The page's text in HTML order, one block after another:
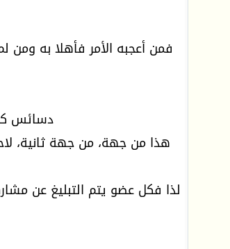
فمن أعجبه الأمر فأهلا به
دسائس
هذا من جهة، من جهة ثانية،
لذا فكل عضو يتم التبليغ عن